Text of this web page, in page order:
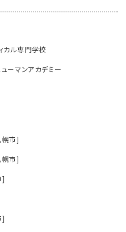
カル専門学校
ーマンアカデミー
幌市]
幌市]
]
]